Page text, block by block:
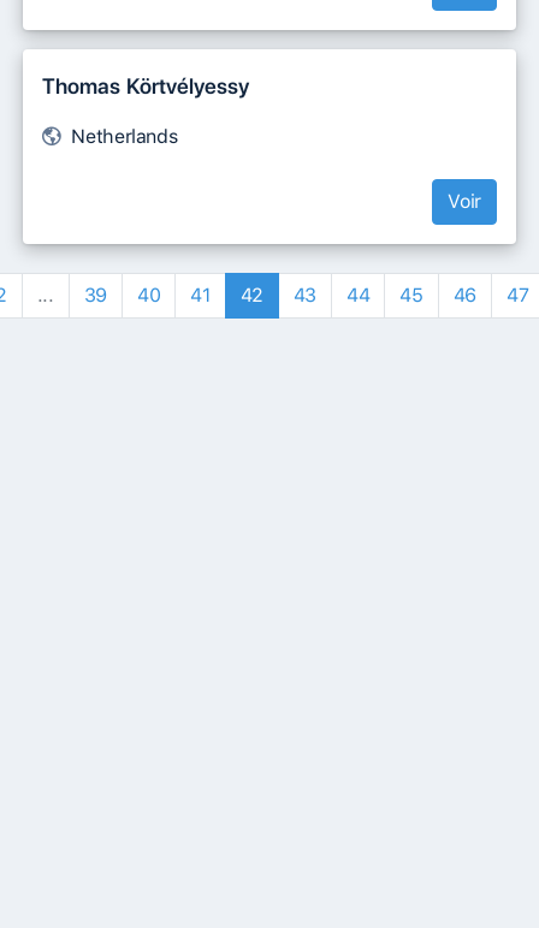
Thomas Körtvélyessy
Netherlands
Voir
... 39 40 41 42 43 44 45 46 47